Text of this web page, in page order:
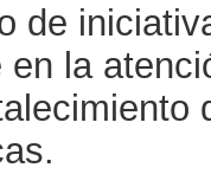
de
en la